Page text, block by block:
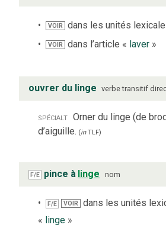
VOIR dans les unités
VOIR dans l’article « laver »
ouvrer du linge verbe transitif
spécialt Orner du linge (de
d’aiguille. (inTLF)
F/E pince à linge nom
F/E VOIR
dans les unités
« linge »